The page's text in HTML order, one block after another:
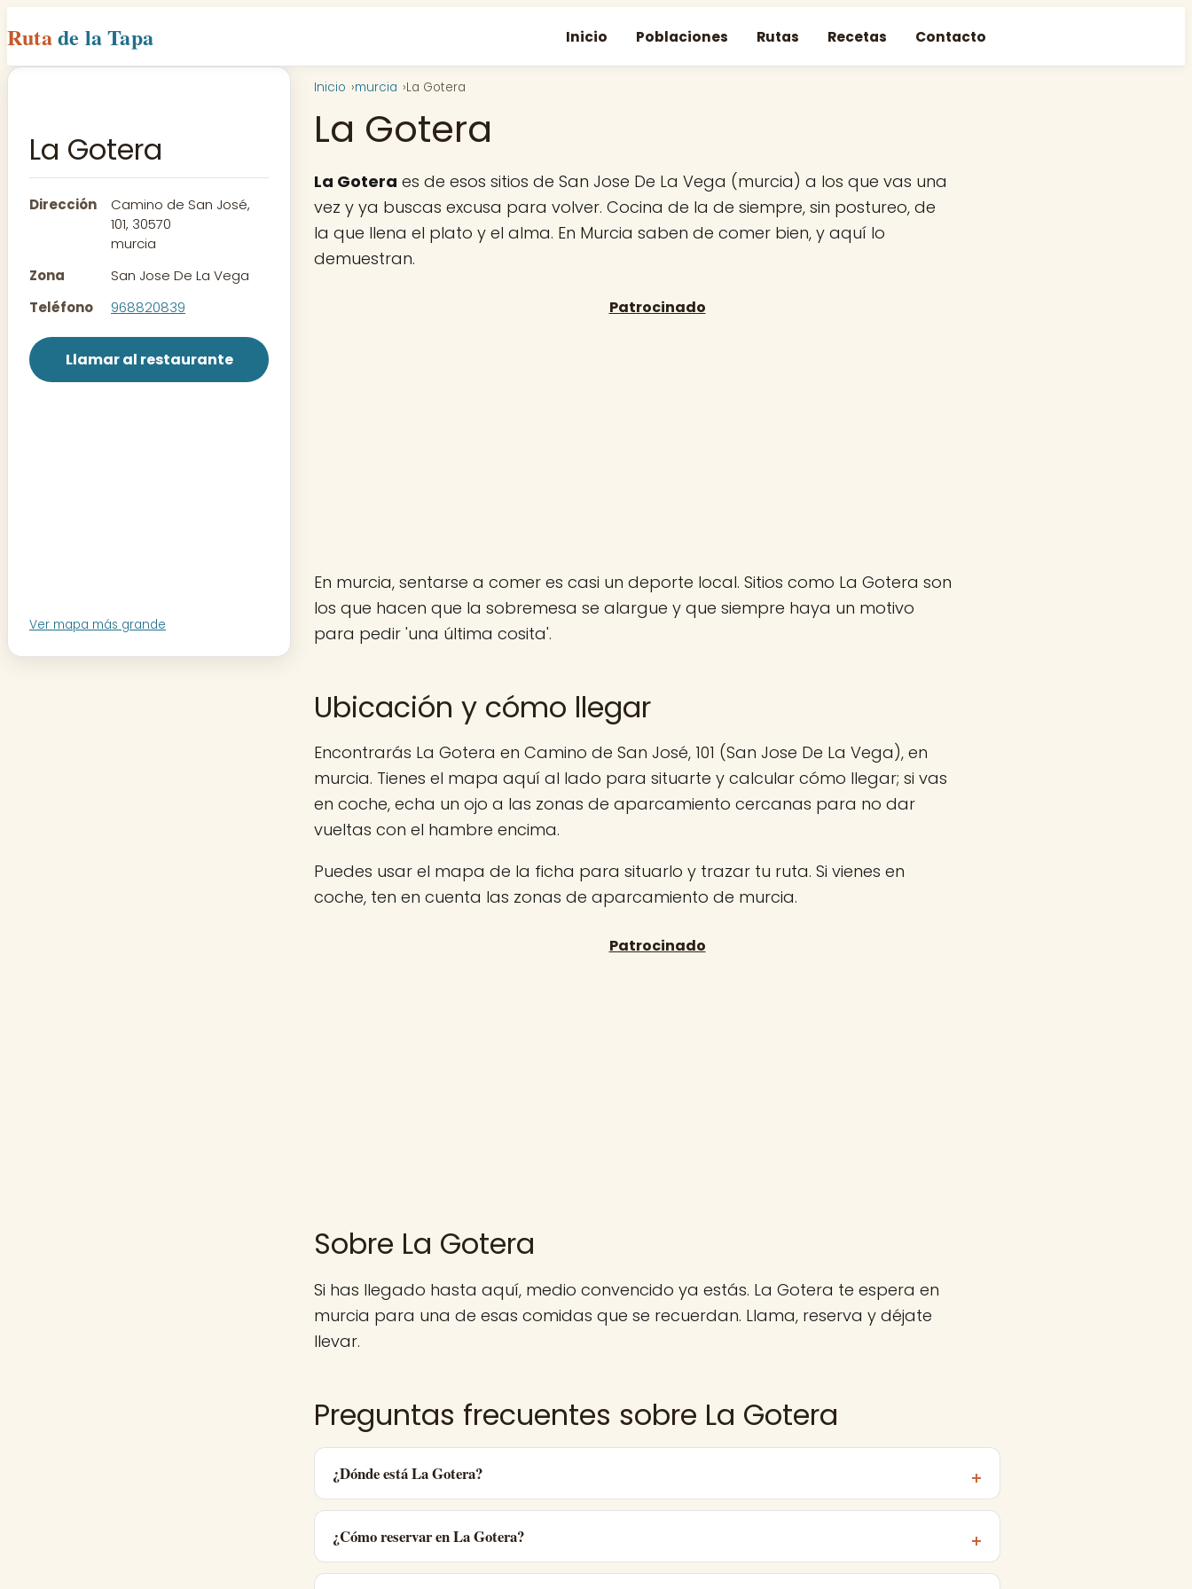
Rutade la Tapa Inicio Poblaciones Rutas Recetas Contacto
La Gotera
Dirección
Camino de San José,
101, 30570
murcia
Zona
San Jose De La Vega
Teléfono
968820839
Llamar al restaurante
Ver mapa más grande
Inicio murcia La Gotera
La Gotera
La Gotera es de esos sitios de San Jose De La Vega (murcia) a los que vas una
vez y ya buscas excusa para volver. Cocina de la de siempre, sin postureo, de
la que llena el plato y el alma. En Murcia saben de comer bien, y aquí lo
demuestran.
En murcia, sentarse a comer es casi un deporte local. Sitios como La Gotera son
los que hacen que la sobremesa se alargue y que siempre haya un motivo
para pedir 'una última cosita'.
Ubicación y cómo llegar
Encontrarás La Gotera en Camino de San José, 101 (San Jose De La Vega), en
murcia. Tienes el mapa aquí al lado para situarte y calcular cómo llegar; si vas
en coche, echa un ojo a las zonas de aparcamiento cercanas para no dar
vueltas con el hambre encima.
Puedes usar el mapa de la ficha para situarlo y trazar tu ruta. Si vienes en
coche, ten en cuenta las zonas de aparcamiento de murcia.
Sobre La Gotera
Si has llegado hasta aquí, medio convencido ya estás. La Gotera te espera en
murcia para una de esas comidas que se recuerdan. Llama, reserva y déjate
llevar.
Preguntas frecuentes sobre La Gotera
¿Dónde está La Gotera?
¿Cómo reservar en La Gotera?